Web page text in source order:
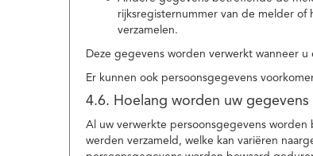
rijksregisternummer van de melder
verzamelen.
Deze gegevens worden verwerkt wanneer
Er kunnen ook persoonsgegevens
4.6. Hoelang worden uw gegevens
Al uw verwerkte persoonsgegevens
werden verzameld, welke kan variëren